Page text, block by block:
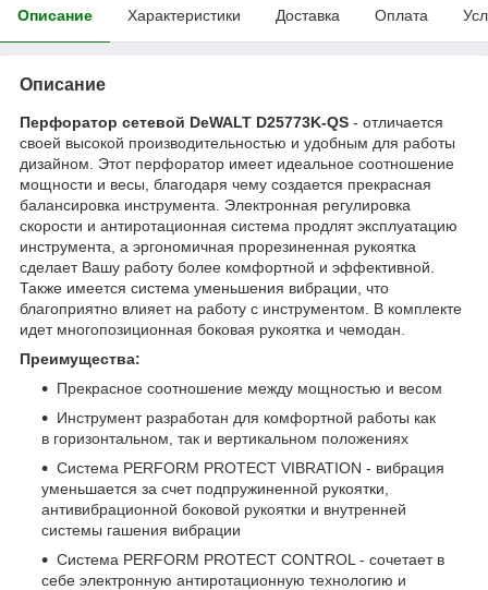
Описание Характеристики Доставка Оплата
Описание
Перфоратор сетевой DeWALT D25773K-QS​ - отличается
своей высокой производительностью и удобным для работы
дизайном. Этот перфоратор имеет идеальное соотношение
мощности и весы, благодаря чему создается прекрасная
балансировка инструмента. Электронная регулировка
скорости и антиротационная система продлят эксплуатацию
инструмента, а эргономичная прорезиненная рукоятка
сделает Вашу работу более комфортной и эффективной.
Также имеется система уменьшения вибрации, что
благоприятно влияет на работу с инструментом. В комплекте
идет многопозиционная боковая рукоятка и чемодан.
Преимущества:
Прекрасное соотношение между мощностью и весом
Инструмент разработан для комфортной работы как
в горизонтальном, так и вертикальном положениях
Система PERFORM PROTECT VIBRATION - вибрация
уменьшается за счет подпружиненной рукоятки,
антивибрационной боковой рукоятки и внутренней
системы гашения вибрации
Система PERFORM PROTECT CONTROL - сочетает в
себе электронную антиротационную технологию и